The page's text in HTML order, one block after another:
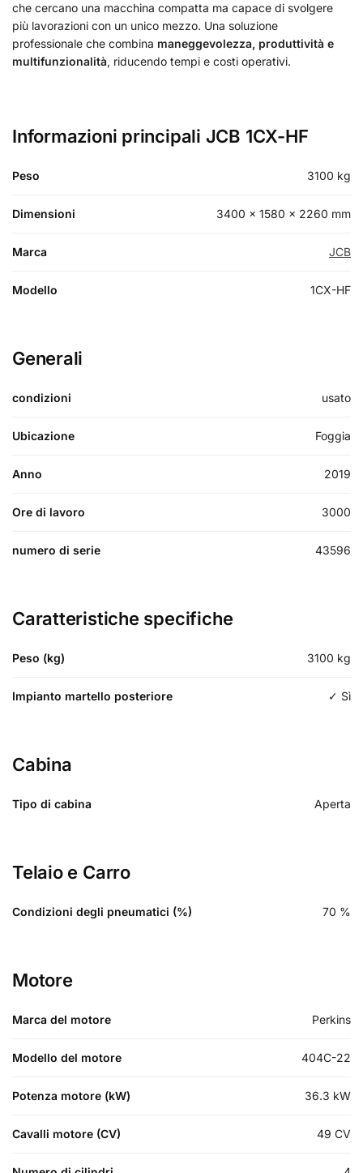
che cercano una macchina compatta ma capace di svolgere
più lavorazioni con un unico mezzo. Una soluzione
professionale che combina maneggevolezza, produttività e
multifunzionalità, riducendo tempi e costi operativi.
Informazioni principali JCB 1CX-HF
Peso 3100 kg
Dimensioni 3400 × 1580 × 2260 mm
Marca JCB
Modello 1CX-HF
Generali
condizioni usato
Ubicazione Foggia
Anno 2019
Ore di lavoro 3000
numero di serie 43596
Caratteristiche specifiche
Peso (kg) 3100 kg
Impianto martello posteriore ✓ Sì
Cabina
Tipo di cabina Aperta
Telaio e Carro
Condizioni degli pneumatici (%) 70 %
Motore
Marca del motore Perkins
Modello del motore 404C-22
Potenza motore (kW) 36.3 kW
Cavalli motore (CV) 49 CV